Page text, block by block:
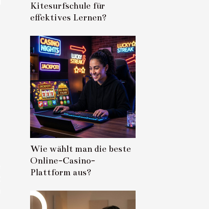
Kitesurfschule für
effektives Lernen?
Wie wählt man die beste
Online-Casino-
Plattform aus?